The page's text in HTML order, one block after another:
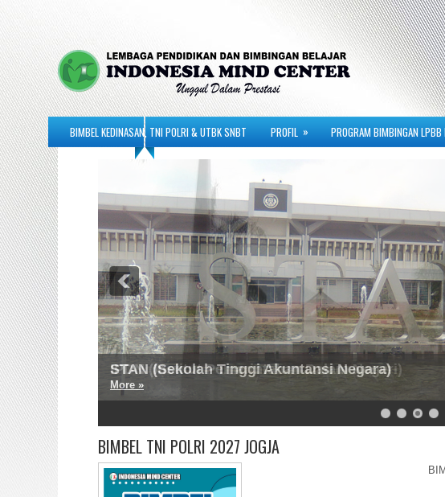
BIMBEL KEDINASAN, TNI POLRI & UTBK SNBT PROFIL » PROGRAM BIMBINGAN
IPDN (Institut Pemerintahan Dalam Negeri)
More »
4 5
BIMBEL TNI POLRI 2027 JOGJA